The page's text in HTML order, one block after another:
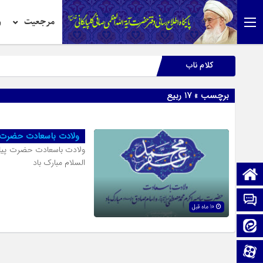
مرجعیت
صفحه نخست
تماس با ما
کلام ناب
برچسب » 17 ربیع
ولادت باسعادت
ولادت باسعادت حضرت
السلام مبارک باد